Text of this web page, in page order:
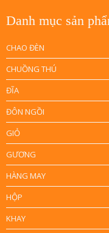
Danh mục sản
CHAO ĐÈN
CHUỒNG THÚ
ĐĨA
ĐÔN NGỒI
GIỎ
GƯƠNG
HÀNG MAY
HỘP
KHAY